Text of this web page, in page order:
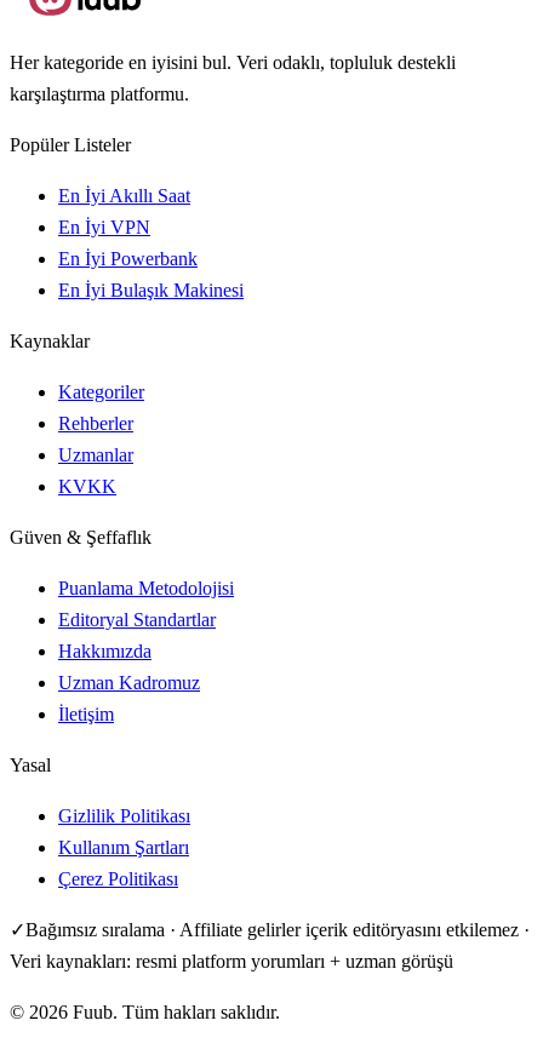
Her kategoride en iyisini bul. Veri odaklı, topluluk destekli
karşılaştırma platformu.
Popüler Listeler
En İyi Akıllı Saat
En İyi VPN
En İyi Powerbank
En İyi Bulaşık Makinesi
Kaynaklar
Kategoriler
Rehberler
Uzmanlar
KVKK
Güven & Şeffaflık
Puanlama Metodolojisi
Editoryal Standartlar
Hakkımızda
Uzman Kadromuz
İletişim
Yasal
Gizlilik Politikası
Kullanım Şartları
Çerez Politikası
✓Bağımsız sıralama · Affiliate gelirler içerik editöryasını etkilemez ·
Veri kaynakları: resmi platform yorumları + uzman görüşü
© 2026 Fuub. Tüm hakları saklıdır.